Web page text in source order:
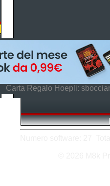
Carta Regalo Hoepli:
[